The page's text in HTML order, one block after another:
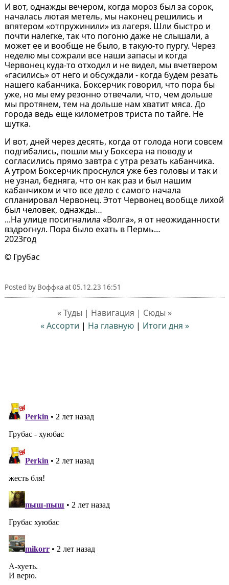
И вот, однажды вечером, когда мороз был за сорок,
началась лютая метель, мы наконец решились и
впятером «отпружинили» из лагеря. Шли быстро и
почти налегке, так что погоню даже не слышали, а
может ее и вообще не было, в такую-то пургу. Через
неделю мы сожрали все наши запасы и когда
Червонец куда-то отходил и не видел, мы вчетвером
«гасились» от него и обсуждали - когда будем резать
нашего кабанчика. Боксерчик говорил, что пора бы
уже, но мы ему резонно отвечали, что, чем дольше
мы протянем, тем на дольше нам хватит мяса. До
города ведь еще километров триста по тайге. Не
шутка.
И вот, дней через десять, когда от голода ноги совсем
подгибались, пошли мы у Боксера на поводу и
согласились прямо завтра с утра резать кабанчика.
А утром Боксерчик проснулся уже без головы и так и
не узнал, бедняга, что он как раз и был нашим
кабанчиком и что все дело с самого начала
спланировал Червонец. Этот Червонец вообще лихой
был человек, однажды…
...На улице посигналила «Волга», я от неожиданности
вздрогнул. Пора было ехать в Пермь…
2023год
© Грубас
Posted by Воффкаat05.12.23 16:51
« Туды | Навигация | Сюды »
« Ассорти | На главную| Итоги дня »